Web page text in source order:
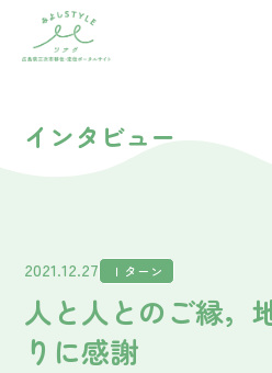
インタビュー
2021.12.27 Ｉターン
人と人とのご縁，
りに感謝